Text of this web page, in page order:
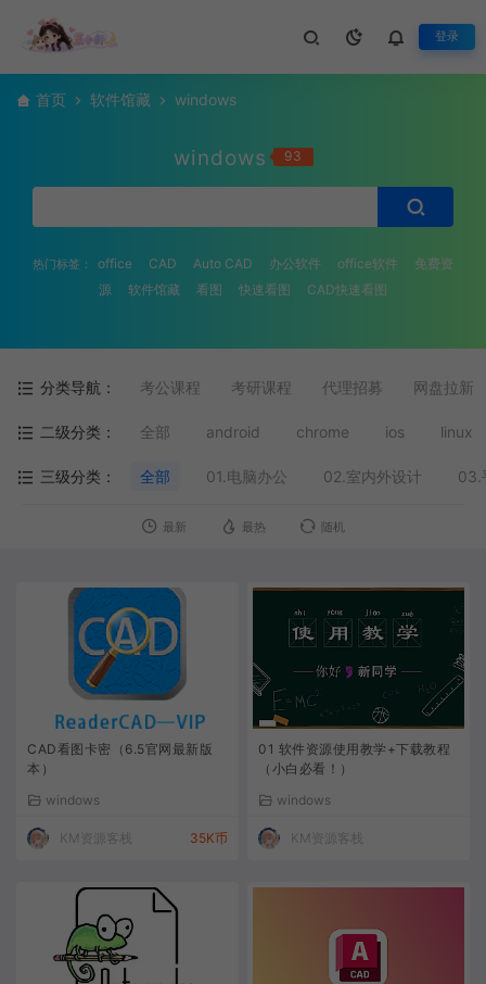
登录
首页 软件馆藏 windows
windows 93
热门标签： office CAD Auto CAD 办公软件 office软件
免费资
源
软件馆藏 看图 快速看图 CAD快速看图
分类导航： 考公课程 考研课程 代理招募 网盘拉新
二级分类： 全部 android chrome ios linux
三级分类： 全部 01.电脑办公 02.室内外设计 03.
最新 最热 随机
CAD看图卡密（6.5官网最新版
本）
windows
KM资源客栈 35K币
01 软件资源使用教学+下载教程
（小白必看！）
windows
KM资源客栈